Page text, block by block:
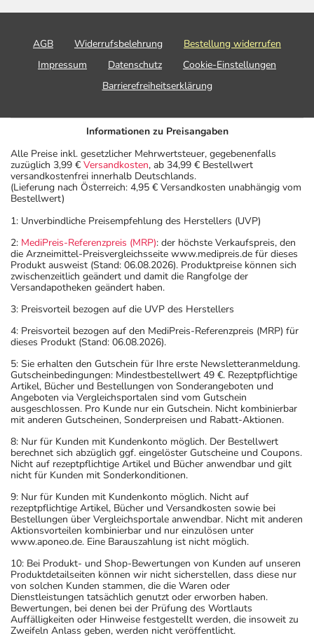
AGB Widerrufsbelehrung
Bestellung widerrufen
Impressum
Datenschutz
Cookie-Einstellungen
Barrierefreiheitserklärung
Informationen zu Preisangaben
Alle Preise inkl. gesetzlicher Mehrwertsteuer, gegebenenfalls
zuzüglich 3,99 € Versandkosten, ab 34,99 € Bestellwert
versandkostenfrei innerhalb Deutschlands.
(Lieferung nach Österreich: 4,95 € Versandkosten unabhängig vom
Bestellwert)
1: Unverbindliche Preisempfehlung des Herstellers (UVP)
2: MediPreis-Referenzpreis (MRP): der höchste Verkaufspreis, den
die Arzneimittel-Preisvergleichsseite www.medipreis.de für dieses
Produkt ausweist (Stand: 06.08.2026). Produktpreise können sich
zwischenzeitlich geändert und damit die Rangfolge der
Versandapotheken geändert haben.
3: Preisvorteil bezogen auf die UVP des Herstellers
4: Preisvorteil bezogen auf den MediPreis-Referenzpreis (MRP) für
dieses Produkt (Stand: 06.08.2026).
5: Sie erhalten den Gutschein für Ihre erste Newsletteranmeldung.
Gutscheinbedingungen: Mindestbestellwert 49 €. Rezeptpflichtige
Artikel, Bücher und Bestellungen von Sonderangeboten und
Angeboten via Vergleichsportalen sind vom Gutschein
ausgeschlossen. Pro Kunde nur ein Gutschein. Nicht kombinierbar
mit anderen Gutscheinen, Sonderpreisen und Rabatt-Aktionen.
8: Nur für Kunden mit Kundenkonto möglich. Der Bestellwert
berechnet sich abzüglich ggf. eingelöster Gutscheine und Coupons.
Nicht auf rezeptpflichtige Artikel und Bücher anwendbar und gilt
nicht für Kunden mit Sonderkonditionen.
9: Nur für Kunden mit Kundenkonto möglich. Nicht auf
rezeptpflichtige Artikel, Bücher und Versandkosten sowie bei
Bestellungen über Vergleichsportale anwendbar. Nicht mit anderen
Aktionsvorteilen kombinierbar und nur einzulösen unter
www.aponeo.de. Eine Barauszahlung ist nicht möglich.
10: Bei Produkt- und Shop-Bewertungen von Kunden auf unseren
Produktdetailseiten können wir nicht sicherstellen, dass diese nur
von solchen Kunden stammen, die die Waren oder
Dienstleistungen tatsächlich genutzt oder erworben haben.
Bewertungen, bei denen bei der Prüfung des Wortlauts
Auffälligkeiten oder Hinweise festgestellt werden, die insoweit zu
Zweifeln Anlass geben, werden nicht veröffentlicht.